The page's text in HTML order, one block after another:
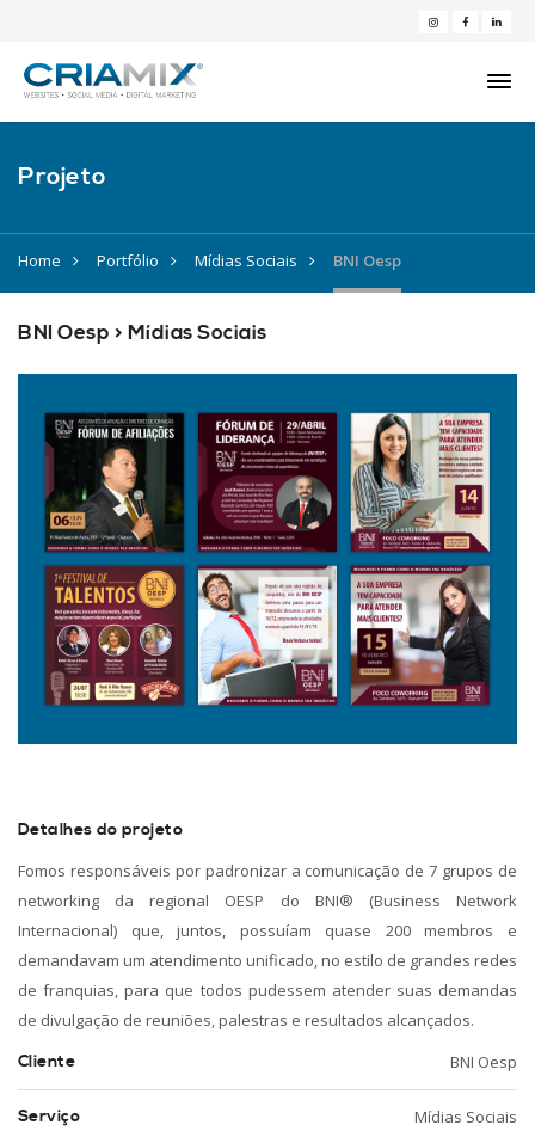
Projeto
Home Portfólio Mídias Sociais BNI Oesp
BNI Oesp > Mídias Sociais
Detalhes do projeto
Fomos responsáveis por padronizar a comunicação de 7 grupos de
networking da regional OESP do BNI® (Business Network
Internacional) que, juntos, possuíam quase 200 membros e
demandavam um atendimento unificado, no estilo de grandes redes
de franquias, para que todos pudessem atender suas demandas
de divulgação de reuniões, palestras e resultados alcançados.
Cliente
BNI Oesp
Serviço Mídias Sociais